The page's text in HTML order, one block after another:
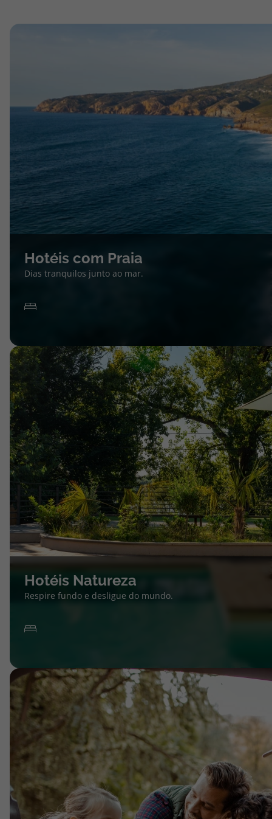
Hotéis com Praia
Dias tranquilos junto ao mar.
Hotéis Natureza
Respire fundo e desligue do mundo.